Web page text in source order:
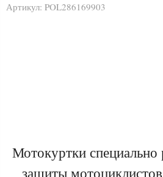
Артикул: POL286169903
Мотокуртки специально
защиты